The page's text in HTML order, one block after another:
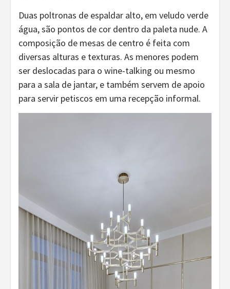
Duas poltronas de espaldar alto, em veludo verde
água, são pontos de cor dentro da paleta nude. A
composição de mesas de centro é feita com
diversas alturas e texturas. As menores podem
ser deslocadas para o wine-talking ou mesmo
para a sala de jantar, e também servem de apoio
para servir petiscos em uma recepção informal.